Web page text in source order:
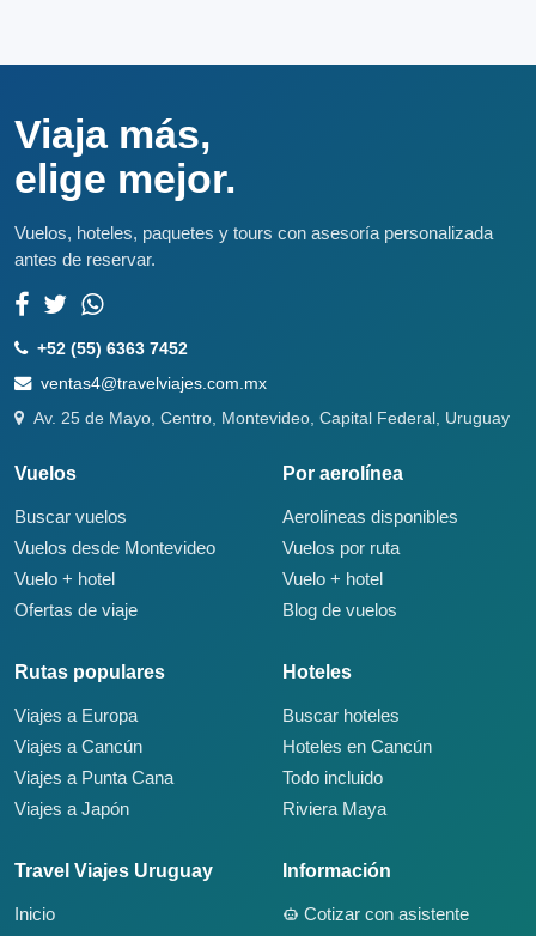
Viaja más,
elige mejor.
Vuelos, hoteles, paquetes y tours con asesoría personalizada
antes de reservar.
+52 (55) 6363 7452
ventas4@travelviajes.com.mx
Av. 25 de Mayo, Centro, Montevideo, Capital Federal, Uruguay
Vuelos
Buscar vuelos
Vuelos desde Montevideo
Vuelo + hotel
Ofertas de viaje
Por aerolínea
Aerolíneas disponibles
Vuelos por ruta
Vuelo + hotel
Blog de vuelos
Rutas populares
Viajes a Europa
Viajes a Cancún
Viajes a Punta Cana
Viajes a Japón
Hoteles
Buscar hoteles
Hoteles en Cancún
Todo incluido
Riviera Maya
Travel Viajes Uruguay
Inicio
Información
Cotizar con asistente